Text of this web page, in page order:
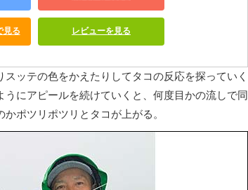
見る レビューを見る
ッテの色をかえたりしてタコの反応を探っていく
にアピールを続けていくと、何度目かの流しで同
ポツリポツリとタコが上がる。